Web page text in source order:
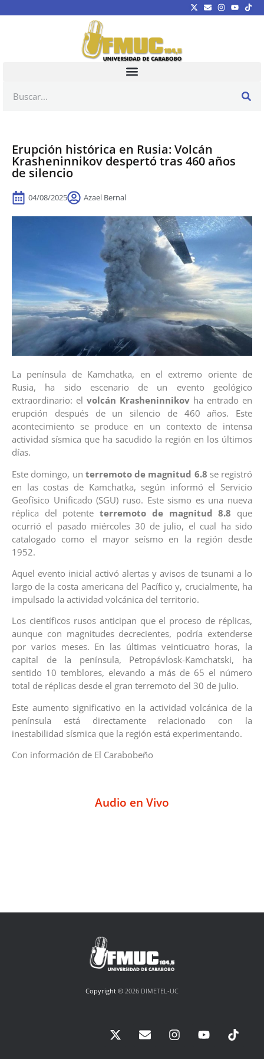
Erupción histórica en Rusia: Volcán
Krasheninnikov despertó tras 460 años
de silencio
04/08/2025 Azael Bernal
La península de Kamchatka, en el extremo oriente de
Rusia, ha sido escenario de un evento geológico
extraordinario: el volcán Krasheninnikov ha entrado en
erupción después de un silencio de 460 años. Este
acontecimiento se produce en un contexto de intensa
actividad sísmica que ha sacudido la región en los últimos
días.
Este domingo, un terremoto de magnitud 6.8 se registró
en las costas de Kamchatka, según informó el Servicio
Geofísico Unificado (SGU) ruso. Este sismo es una nueva
réplica del potenteterremoto de magnitud 8.8 que
ocurrió el pasado miércoles 30 de julio, el cual ha sido
catalogado como el mayor seísmo en la región desde
1952.
Aquel evento inicial activó alertas y avisos de tsunami a lo
largo de la costa americana del Pacífico y, crucialmente, ha
impulsado la actividad volcánica del territorio.
Los científicos rusos anticipan que el proceso de réplicas,
aunque con magnitudes decrecientes, podría extenderse
por varios meses. En las últimas veinticuatro horas, la
capital de la península, Petropávlosk-Kamchatski, ha
sentido 10 temblores, elevando a más de 65 el número
total de réplicas desde el gran terremoto del 30 de julio.
Este aumento significativo en la actividad volcánica de la
península está directamente relacionado con la
inestabilidad sísmica que la región está experimentando.
Con información de El Carabobeño
Audio en Vivo
Copyright © 2026 DIMETEL-UC